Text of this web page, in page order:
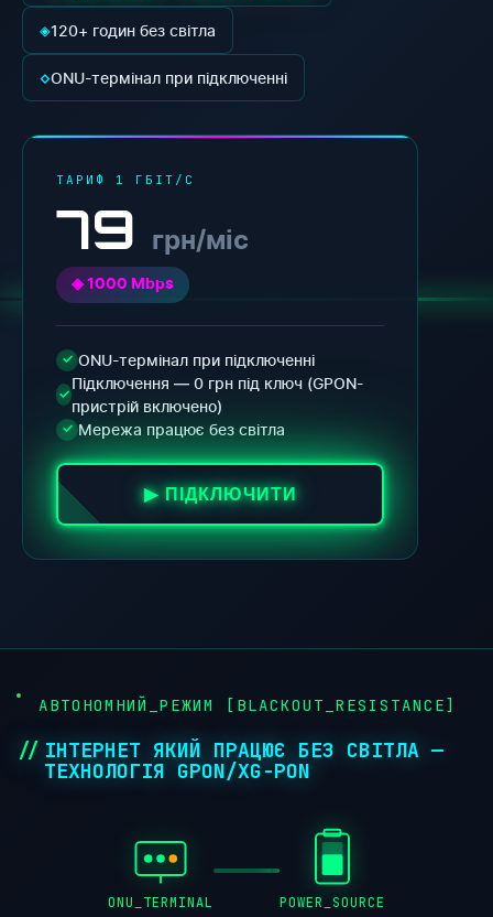
◈120+ годин без світла
◇ONU-термінал при підключенні
ТАРИФ 1 ГБІТ/С
79 грн/міс
◈ 1000 Mbps
✓ ONU-термінал при підключенні
✓
Підключення — 0 грн під ключ (GPON-
пристрій включено)
✓ Мережа працює без світла
▶ ПІДКЛЮЧИТИ
АВТОНОМНИЙ_РЕЖИМ [BLACKOUT_RESISTANCE]
ІНТЕРНЕТ ЯКИЙ ПРАЦЮЄ БЕЗ СВІТЛА —
ТЕХНОЛОГІЯ GPON/XG-PON
ONU_TERMINAL POWER_SOURCE